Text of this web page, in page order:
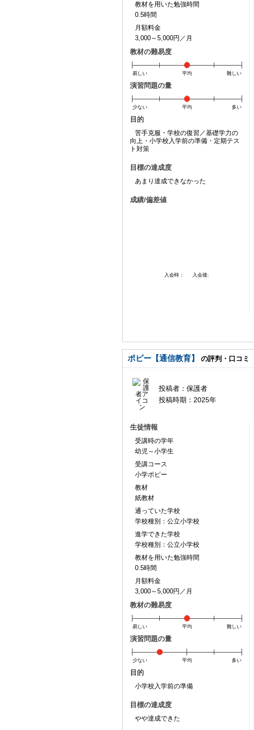
教材を用いた勉強時間
0.5時間
月額料金
3,000～5,000円／月
教材の難易度
易しい 平均 難しい
演習問題の量
少ない 平均 多い
目的
苦手克服・学校の復習／基礎学力の
向上・小学校入学前の準備・定期テス
ト対策
目標の達成度
あまり達成できなかった
成績/偏差値
入会時： 入会後:
ポピー【通信教育】 の評判・口コミ
投稿者： 保護者
投稿時期： 2025年
生徒情報
受講時の学年
幼児～小学生
受講コース
小学ポピー
教材
紙教材
通っていた学校
学校種別：公立小学校
進学できた学校
学校種別：公立小学校
教材を用いた勉強時間
0.5時間
月額料金
3,000～5,000円／月
教材の難易度
易しい 平均 難しい
演習問題の量
少ない 平均 多い
目的
小学校入学前の準備
目標の達成度
やや達成できた